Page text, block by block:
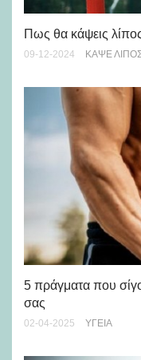
Πως θα κάψεις
09-12-2024 KΆΨΕ
5 πράγματα που
σας
02-04-2025 ΥΓΕΊΑ